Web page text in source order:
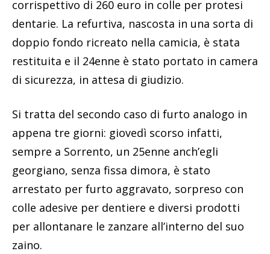
corrispettivo di 260 euro in colle per protesi
dentarie. La refurtiva, nascosta in una sorta di
doppio fondo ricreato nella camicia, è stata
restituita e il 24enne è stato portato in camera
di sicurezza, in attesa di giudizio.​
Si tratta del secondo caso di furto analogo in
appena tre giorni: giovedì scorso infatti,
sempre a Sorrento, un 25enne anch’egli
georgiano, senza fissa dimora, è stato
arrestato per furto aggravato, sorpreso con
colle adesive per dentiere e diversi prodotti
per allontanare le zanzare all’interno del suo
zaino.